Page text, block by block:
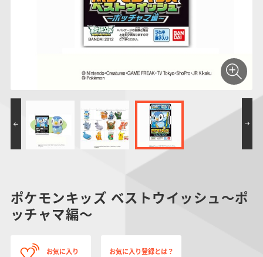
仮面ライダーシリー
PROJECT R.E.D.・
スーパー戦隊シリー
ズ
ガンダムシリーズ
ポケットモンスター
アンパンマン
つりグミ
にふぉるめーしょん
＆スクエアシール
SMPシリーズ
ポケモンスケールワ
ポケモンキッズ ベストウイッシュ～ポ
ッチャマ編～
お気に入り お気に入り登録とは？